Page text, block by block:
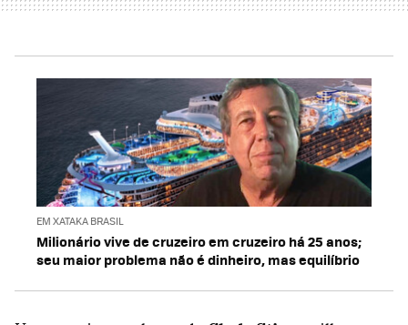
EM XATAKA BRASIL
Milionário vive de cruzeiro em cruzeiro há 25 anos;
seu maior problema não é dinheiro, mas equilíbrio